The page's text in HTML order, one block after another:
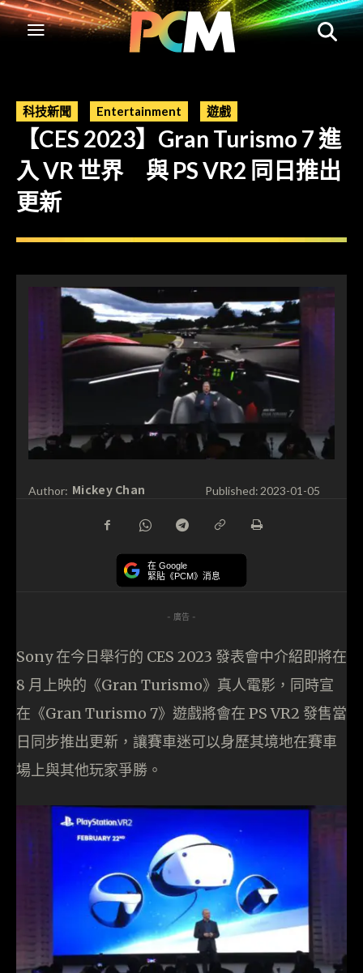
科技新聞 Entertainment 遊戲
【CES 2023】Gran Turismo 7 進
入 VR 世界 與 PS VR2 同日推出
更新
Author: Mickey Chan Published: 2023-01-05
在 Google
緊貼《PCM》消息
- 廣告 -
Sony 在今日舉行的 CES 2023 發表會中介紹即將在
8 月上映的《Gran Turismo》真人電影，同時宣
在《Gran Turismo 7》遊戲將會在 PS VR2 發售當
日同步推出更新，讓賽車迷可以身歷其境地在賽車
場上與其他玩家爭勝。